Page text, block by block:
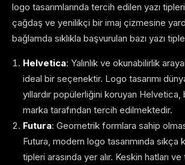
logo tasarımlarında tercih edilen yazı
çağdaş ve yenilikçi bir imaj çizmesine
bağlamda sıklıkla başvurulan bazı yazı
Helvetica: Yalınlık ve okunabilirlik
ideal bir seçenektir. Logo tasarımı
yıllardır popülerliğini koruyan
marka tarafından tercih edilmektedir.
Futura: Geometrik formlara sahip
Futura, modern logo tasarımında sıkça
tipleri arasında yer alır. Keskin hatları